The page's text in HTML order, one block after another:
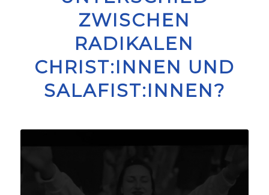
ZWISCHEN
RADIKALEN
CHRIST:INNEN UND
SALAFIST:INNEN?